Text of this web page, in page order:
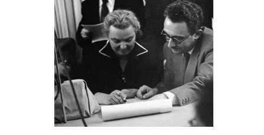
הנחת אתר ספר מודפס
$42
$38